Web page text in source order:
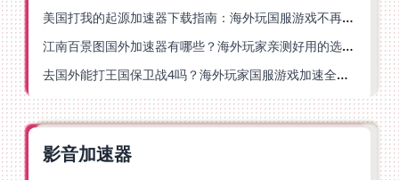
美国打我的起源加速器下载指南：海外玩国服游戏不再卡的终极方案
江南百景图国外加速器有哪些？海外玩家亲测好用的选择与避坑指南
去国外能打王国保卫战4吗？海外玩家国服游戏加速全攻略（附公主连结幻想江湖实测）
影音加速器